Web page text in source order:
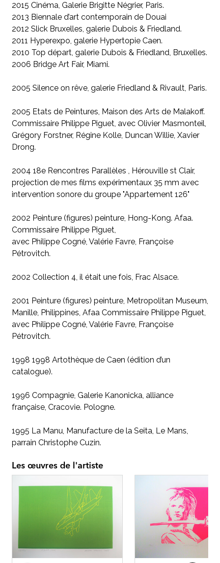
2015 Cinéma, Galerie Brigitte Négrier, Paris.
2013 Biennale d’art contemporain de Douai
2012 Slick Bruxelles, galerie Dubois & Friedland.
2011 Hyperexpo, galerie Hypertopie Caen.
2010 Top départ, galerie Dubois & Friedland, Bruxelles.
2006 Bridge Art Fair, Miami.
2005 Silence on rêve, galerie Friedland & Rivault, Paris.
2005 Etats de Peintures, Maison des Arts de Malakoff.
Commissaire Philippe Piguet, avec Olivier Masmonteil,
Grégory Forstner, Régine Kolle, Duncan Willie, Xavier
Drong.
2004 18e Rencontres Parallèles , Hérouville st Clair,
projection de mes films expérimentaux 35 mm avec
intervention sonore du groupe "Appartement 126"
2002 Peinture (figures) peinture, Hong-Kong. Afaa.
Commissaire Philippe Piguet,
avec Philippe Cogné, Valérie Favre, Françoise
Pétrovitch.
2002 Collection 4, il était une fois, Frac Alsace.
2001 Peinture (figures) peinture, Metropolitan Museum,
Manille, Philippines, Afaa Commissaire Philippe Piguet,
avec Philippe Cogné, Valérie Favre, Françoise
Pétrovitch.
1998 1998 Artothèque de Caen (édition d’un
catalogue).
1996 Compagnie, Galerie Kanonicka, alliance
française, Cracovie. Pologne.
1995 La Manu, Manufacture de la Seita, Le Mans,
parrain Christophe Cuzin.
Les œuvres de l'artiste